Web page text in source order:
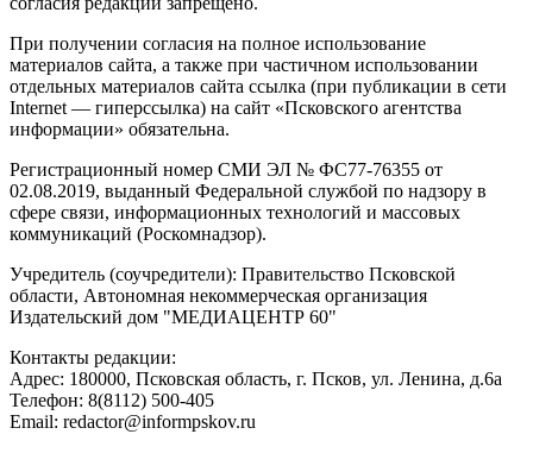
При получении согласия на полное использование
материалов сайта, а также при частичном использовании
отдельных материалов сайта ссылка (при публикации в сети
Internet — гиперссылка) на сайт «Псковского агентства
информации» обязательна.
Регистрационный номер СМИ ЭЛ № ФС77-76355 от
02.08.2019, выданный Федеральной службой по надзору в
сфере связи, информационных технологий и массовых
коммуникаций (Роскомнадзор).
Учредитель (соучредители): Правительство Псковской
области, Автономная некоммерческая организация
Издательский дом "МЕДИАЦЕНТР 60"
Контакты редакции:
Адреc: 180000, Псковская область, г. Псков, ул. Ленина, д.6а
Телефон: 8(8112) 500-405
Email: redactor@informpskov.ru